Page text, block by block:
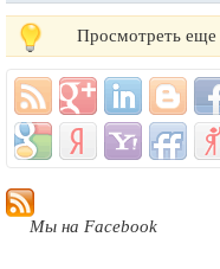
Просмотреть еще
Мы на Facebook